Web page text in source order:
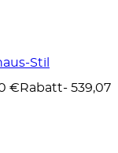
Stil
€ Rabatt- 539,07